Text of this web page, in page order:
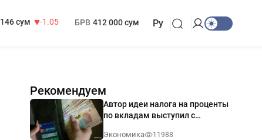
146 сум
-1.05
БРВ 412 000 сум Ру
Рекомендуем
Автор идеи налога на проценты
по вкладам выступил с
Экономика 11988